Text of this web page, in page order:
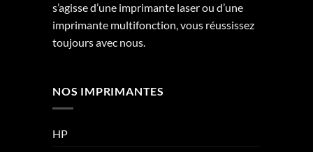
s’agisse d’une imprimante laser ou d’une
imprimante multifonction, vous réussissez
toujours avec nous.
NOS IMPRIMANTES
HP